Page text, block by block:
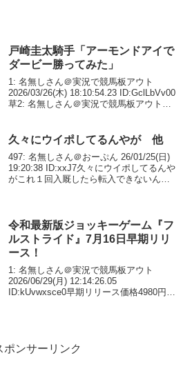
戸崎圭太騎手「アーモンドアイで
ダービー勝ってみた」
1: 名無しさん＠実況で競馬板アウト
2026/03/26(木) 18:10:54.23 ID:GclLbVv00
草2: 名無しさん＠実況で競馬板アウト
久々にウイポしてるんやが 他
497: 名無しさん＠おーぷん 26/01/25(日)
19:20:38 ID:xxJ7久々にウイポしてるんや
がこれ１回入厩したら転入できないんか
令和最新版ジョッキーゲーム『フ
ルストライド』7月16日早期リリ
ース！
1: 名無しさん＠実況で競馬板アウト
2026/06/29(月) 12:14:26.05
ID:kUvwxsce0早期リリース価格4980円バ
ポンサーリンク